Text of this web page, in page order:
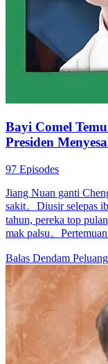
Bayi Comel
Presiden
97 Episodes
Jiang Nuan ganti
sakit。Diusir selepas
tahun, pereka top
mak palsu。
Balas Dendam